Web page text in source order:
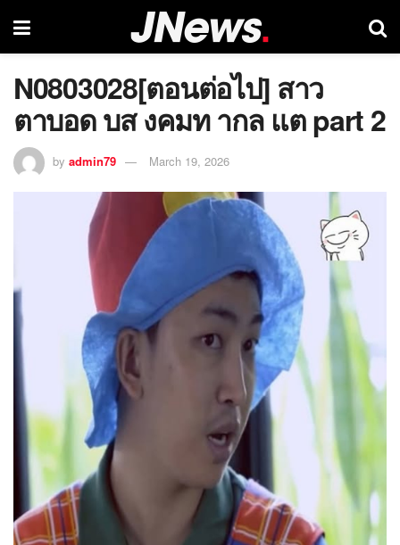
N0803028[ตอนต่อไป] สาว
ตาบอด บส งคมท ากล แต part 2
by admin79 March 19, 2026